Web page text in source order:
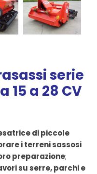
serie
15 a 28 CV
di piccole
i terreni sassosi
preparazione;
su serre, parchi e